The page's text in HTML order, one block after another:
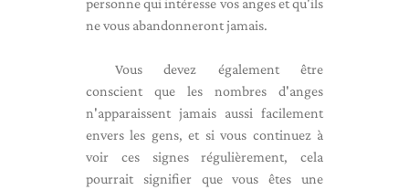
personne qui intéresse vos anges et qu'ils
ne vous abandonneront jamais.
Vous devez également être
conscient que les nombres d'anges
n'apparaissent jamais aussi facilement
envers les gens, et si vous continuez à
voir ces signes régulièrement, cela
pourrait signifier que vous êtes une